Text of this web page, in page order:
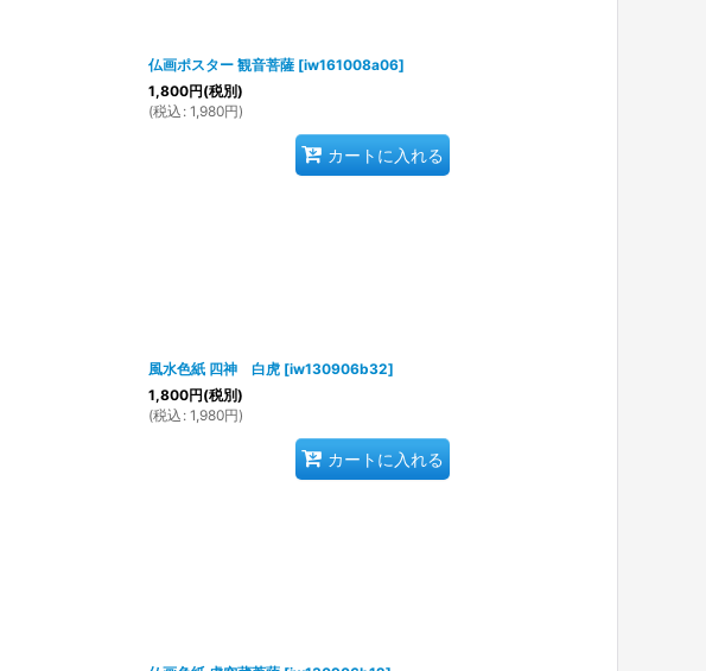
仏画ポスター 観音菩薩 [iw161008a06]
1,800円(税別)
(税込 : 1,980円)
カートに入れる
風水色紙 四神 白虎 [iw130906b32]
1,800円(税別)
(税込 : 1,980円)
カートに入れる